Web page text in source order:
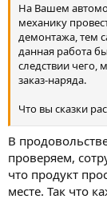
На Вашем
механику
демонтажа, тем
данная работа
следствии чего,
заказ-наряда.
Что вы сказки
видел, что
снятие и
В
проверяем,
что продукт
месте. Так что